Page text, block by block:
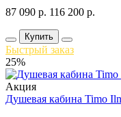
87 090 р. 116 200 р.
Купить
Быстрый заказ
25%
Акция
Душевая кабина Timo